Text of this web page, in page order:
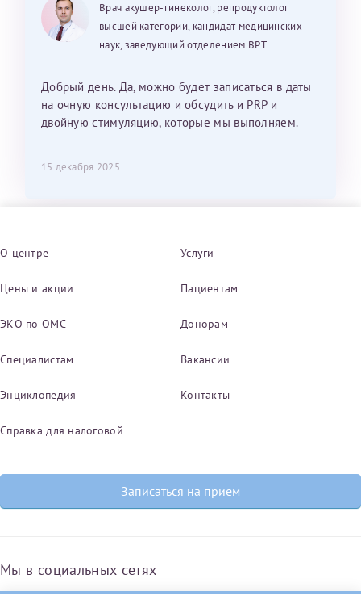
Врач акушер-гинеколог, репродуктолог
высшей категории, кандидат медицинских
наук, заведующий отделением ВРТ
Добрый день. Да, можно будет записаться в даты
на очную консультацию и обсудить и PRP и
двойную стимуляцию, которые мы выполняем.
15 декабря 2025
О центре Услуги
Цены и акции Пациентам
ЭКО по ОМС Донорам
Специалистам Вакансии
Энциклопедия Контакты
Справка для налоговой
Записаться на прием
Мы в социальных сетях